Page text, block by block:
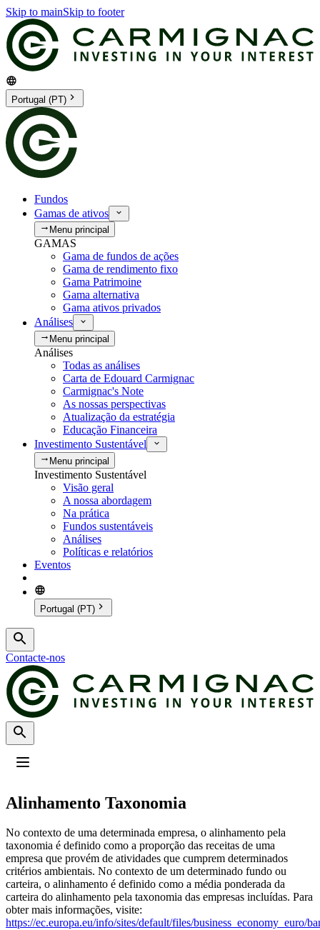
Skip to mainSkip to footer
Portugal (PT)
Fundos
Gamas de ativos
Menu principal
GAMAS
Gama de fundos de ações
Gama de rendimento fixo
Gama Patrimoine
Gama alternativa
Gama ativos privados
Análises
Menu principal
Análises
Todas as análises
Carta de Edouard Carmignac
Carmignac's Note
As nossas perspectivas
Atualização da estratégia
Educação Financeira
Investimento Sustentável
Menu principal
Investimento Sustentável
Visão geral
A nossa abordagem
Na prática
Fundos sustentáveis
Análises
Políticas e relatórios
Eventos
Portugal (PT)
Contacte-nos
Escolha o seu perfil
O perfil Investidores profissionais está actualmente seleccionado.
Investidores profissionais
Sou intermediário financeiro ou investidor institucional, e procuro
informação ou soluções de investimento.
Alinhamento Taxonomia
No contexto de uma determinada empresa, o alinhamento pela
taxonomia é definido como a proporção das receitas de uma
empresa que provém de atividades que cumprem determinados
critérios ambientais. No contexto de um determinado fundo ou
carteira, o alinhamento é definido como a média ponderada da
carteira do alinhamento pela taxonomia das empresas incluídas. Para
obter mais informações, visite:
https://ec.europa.eu/info/sites/default/files/business_economy_euro/